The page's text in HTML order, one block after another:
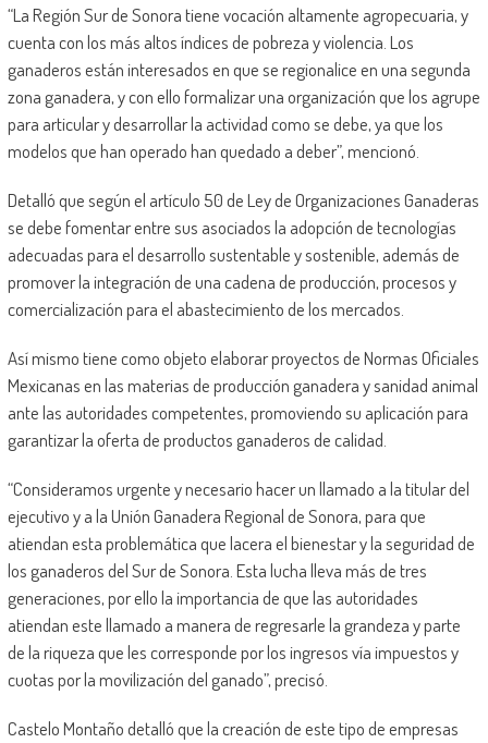
“La Región Sur de Sonora tiene vocación altamente agropecuaria, y
cuenta con los más altos índices de pobreza y violencia. Los
ganaderos están interesados en que se regionalice en una segunda
zona ganadera, y con ello formalizar una organización que los agrupe
para articular y desarrollar la actividad como se debe, ya que los
modelos que han operado han quedado a deber”, mencionó.
Detalló que según el artículo 50 de Ley de Organizaciones Ganaderas
se debe fomentar entre sus asociados la adopción de tecnologías
adecuadas para el desarrollo sustentable y sostenible, además de
promover la integración de una cadena de producción, procesos y
comercialización para el abastecimiento de los mercados.
Así mismo tiene como objeto elaborar proyectos de Normas Oficiales
Mexicanas en las materias de producción ganadera y sanidad animal
ante las autoridades competentes, promoviendo su aplicación para
garantizar la oferta de productos ganaderos de calidad.
“Consideramos urgente y necesario hacer un llamado a la titular del
ejecutivo y a la Unión Ganadera Regional de Sonora, para que
atiendan esta problemática que lacera el bienestar y la seguridad de
los ganaderos del Sur de Sonora. Esta lucha lleva más de tres
generaciones, por ello la importancia de que las autoridades
atiendan este llamado a manera de regresarle la grandeza y parte
de la riqueza que les corresponde por los ingresos vía impuestos y
cuotas por la movilización del ganado”, precisó.
Castelo Montaño detalló que la creación de este tipo de empresas